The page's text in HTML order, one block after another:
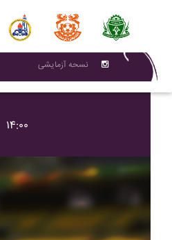
نسحه آزمایشی
۱۴:۰۰